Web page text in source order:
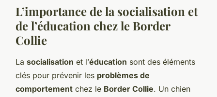
L’importance de la socialisation et
de l’éducation chez le Border
Collie
La socialisation et l’éducation sont des éléments
clés pour prévenir les problèmes de
comportement chez le Border Collie. Un chien